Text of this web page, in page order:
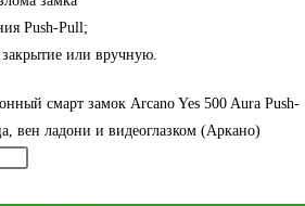
Push-Pull;
закрытие или вручную.
смарт замок Arcano Yes 500 Aura Push-
вен ладони и видеоглазком (Аркано)